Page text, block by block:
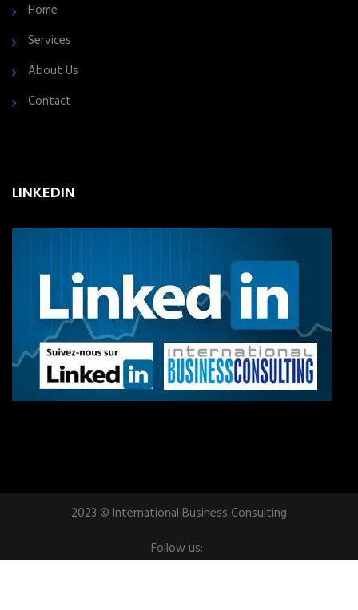
Home
Services
About Us
Contact
LINKEDIN
2023 © International Business Consulting
Follow us: